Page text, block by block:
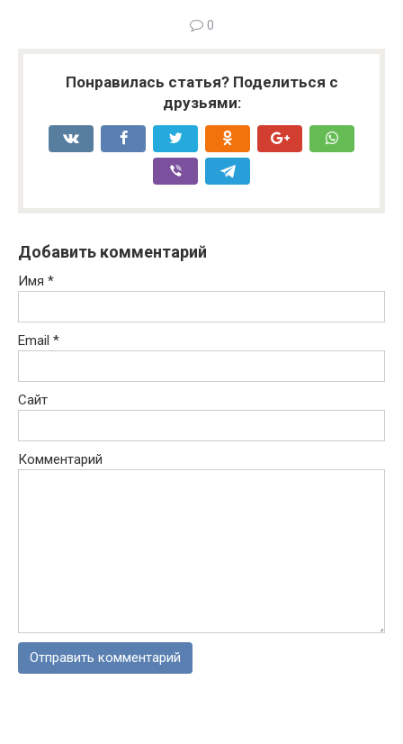
0
Понравилась статья? Поделиться с
друзьями:
Добавить комментарий
Имя *
Email *
Сайт
Комментарий